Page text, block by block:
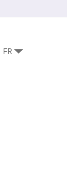
FR